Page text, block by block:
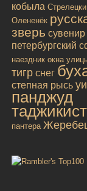
кобыла
Олененёк
зверь сувенир
петербургский
наездник окна
тигр снег
степная рысь
панджуд
пантера